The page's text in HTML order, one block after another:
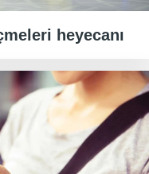
heyecanı